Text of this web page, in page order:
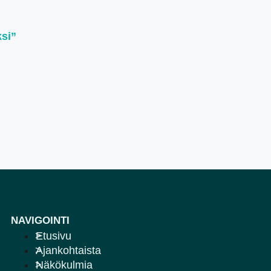
NAVIGOINTI
Etusivu
Ajankohtaista
Näkökulmia